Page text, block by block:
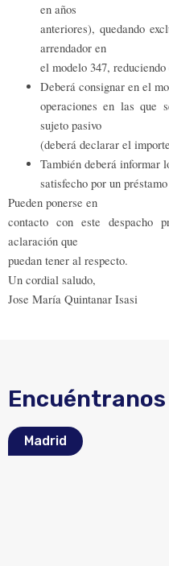
en años
anteriores), quedando
arrendador en
el modelo 347,
Deberá consignar en el
operaciones en las que
sujeto pasivo
(deberá declarar el
También deberá informar
satisfecho por un
Pueden ponerse en
contacto con este despacho
aclaración que
puedan tener al respecto.
Un cordial saludo,
Jose María Quintanar Isasi
Encuéntranos
Madrid